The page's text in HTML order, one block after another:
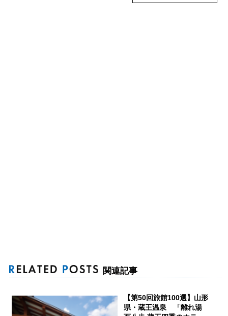
関連記事
【第50回旅館100選】山形
県・蔵王温泉 「離れ湯